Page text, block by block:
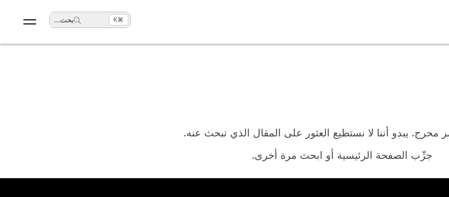
بحث... ⌘K
محرج. يبدو أننا لا نستطيع العثور على المقال الذي تبحث عنه.
جرِّب الصفحة الرئيسية أو ابحث مرة أخرى.